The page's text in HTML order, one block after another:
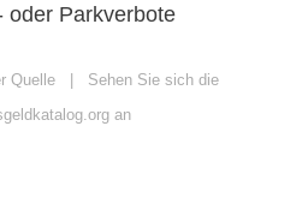
oder Parkverbote
Quelle | Sehen Sie sich die
an